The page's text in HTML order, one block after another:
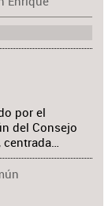
por el
del Consejo